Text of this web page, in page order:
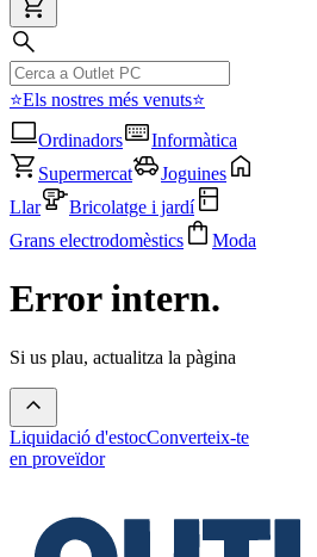
⭐Els nostres més venuts⭐
Ordinadors
Informàtica
Supermercat
Joguines
Llar
Bricolatge i jardí
Grans electrodomèstics
Moda
Error intern.
Si us plau, actualitza la pàgina
Liquidació d'estocConverteix-te
en proveïdor